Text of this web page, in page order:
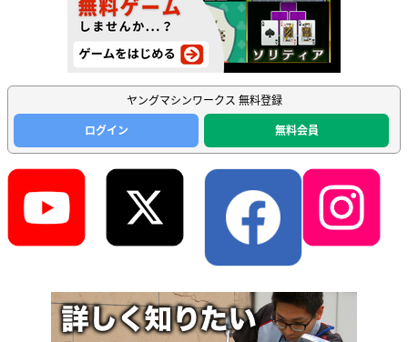
ヤングマシンワークス 無料登録
ログイン
無料会員